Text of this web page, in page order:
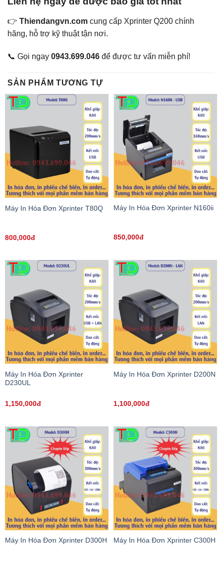
👉 Thiendangvn.com cung cấp Xprinter Q200 chính
hãng, hỗ trợ kỹ thuật tận nơi.
📞 Gọi ngay 0943.699.046 để được tư vấn miễn phí!
SẢN PHẨM TƯƠNG TỰ
Máy In Hóa Đơn Xprinter T80Q
800,000đ
Máy In Hóa Đơn Xprinter N160ii
850,000đ
Máy In Hóa Đơn Xprinter
D230UL
1,150,000đ
Máy In Hóa Đơn Xprinter D200N
1,100,000đ
Máy In Hóa Đơn Xprinter D300H Máy In Hóa Đơn Xprinter C300H